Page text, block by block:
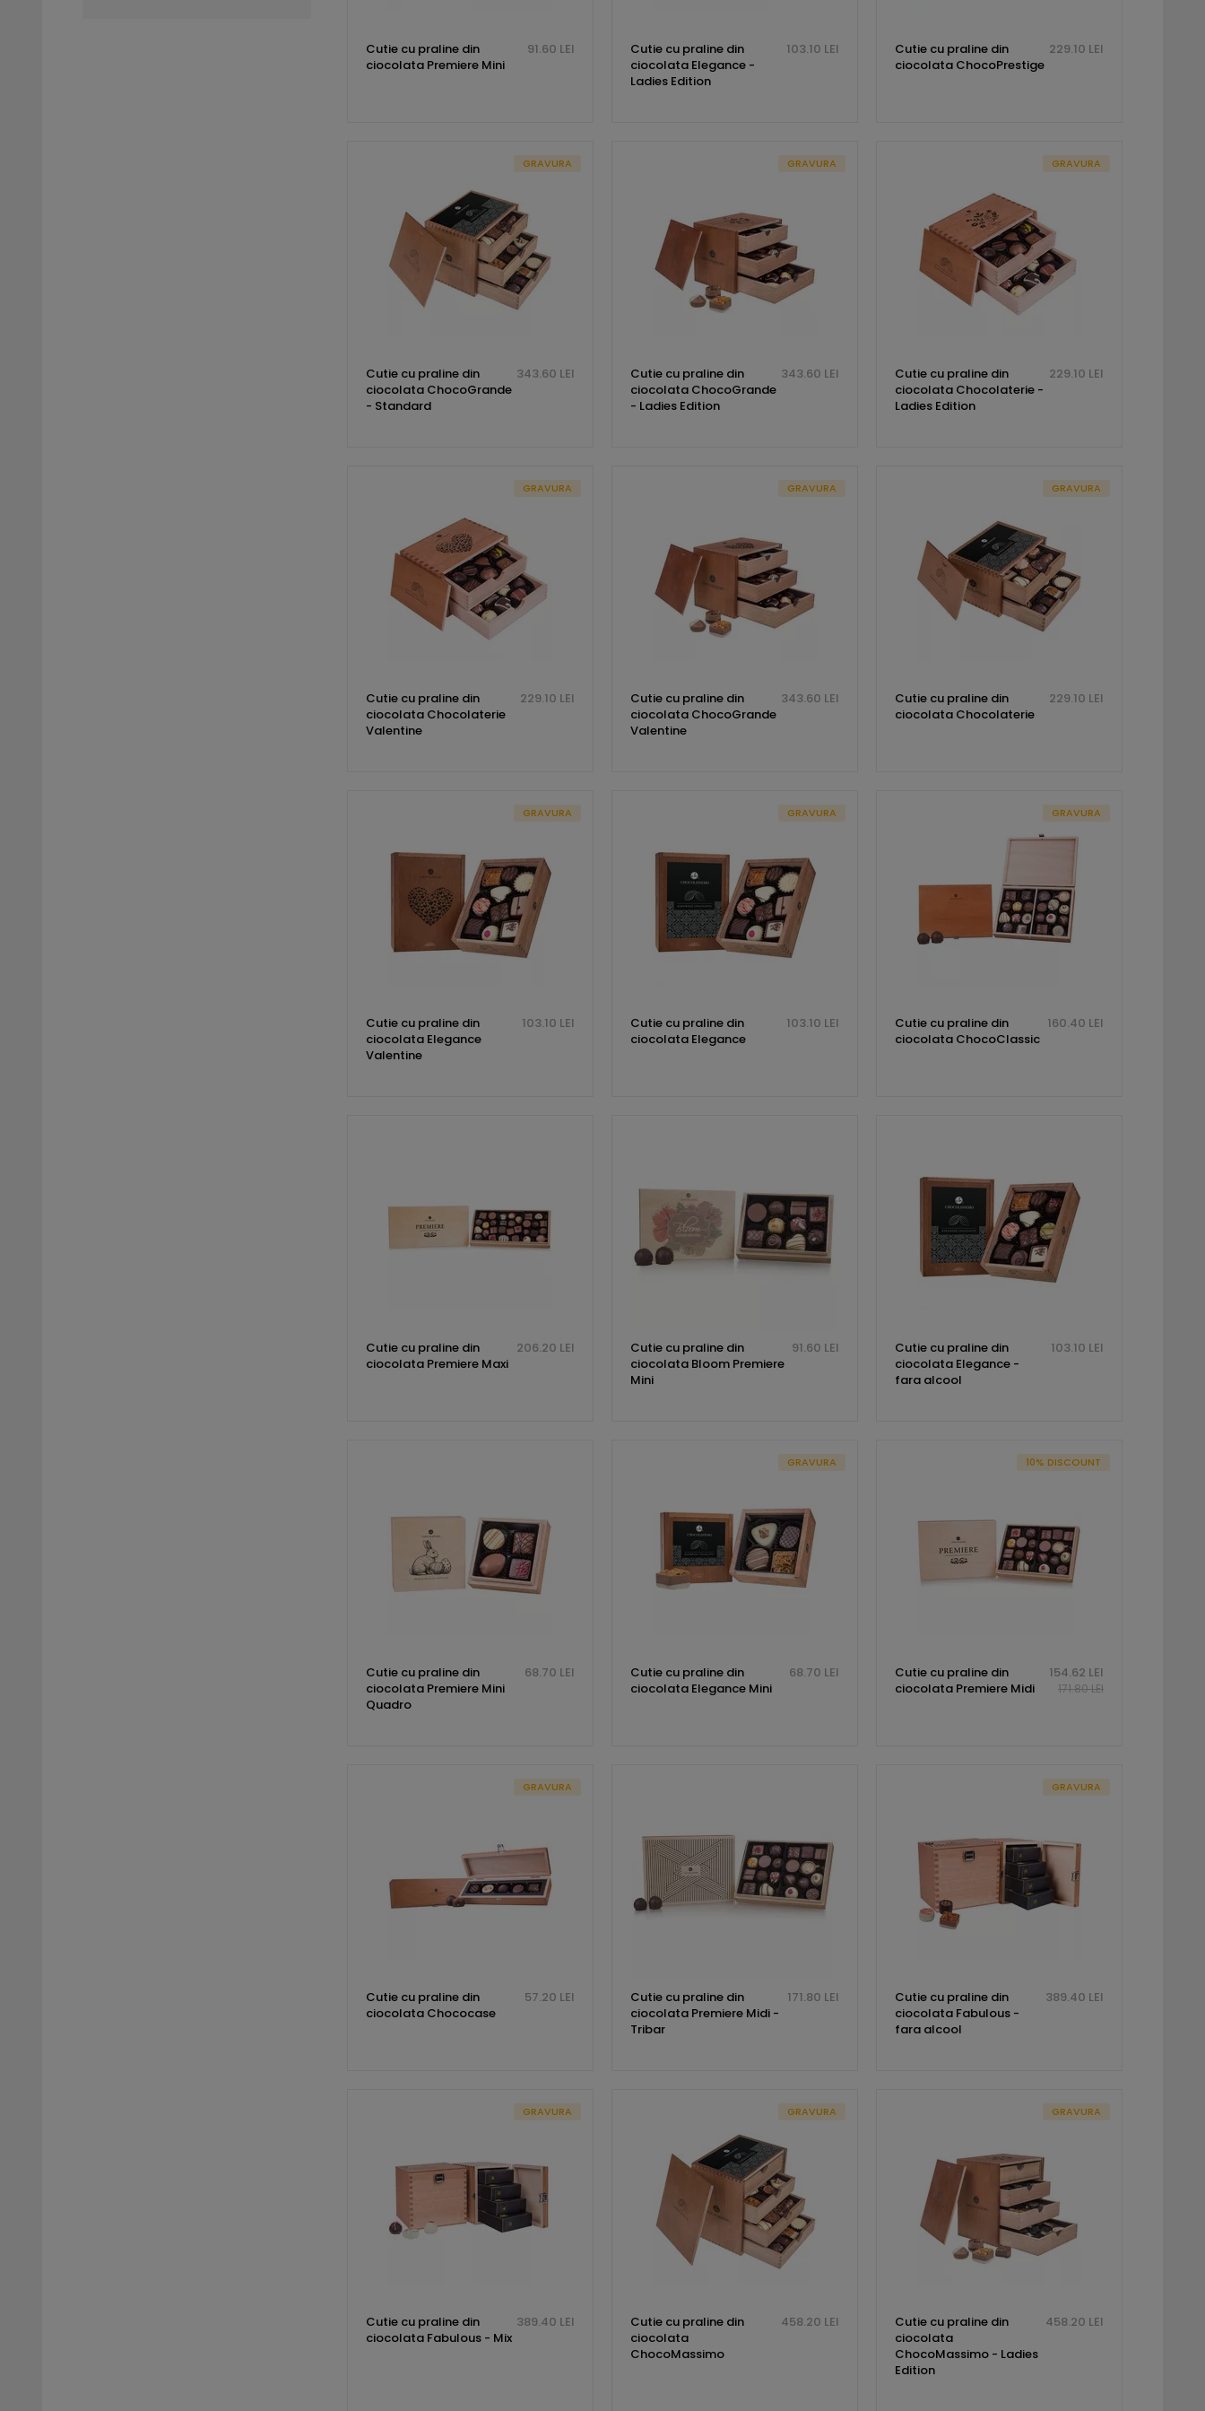
Cutie cu praline din
ciocolata Premiere Mini
91.60 LEI
Cutie cu praline din
ciocolata Elegance -
Ladies Edition
103.10 LEI
Cutie cu praline din
ciocolata ChocoPrestige
229.10 LEI
GRAVURA
Cutie cu praline din
ciocolata ChocoGrande
- Standard
343.60 LEI
GRAVURA
Cutie cu praline din
ciocolata ChocoGrande
- Ladies Edition
343.60 LEI
GRAVURA
Cutie cu praline din
ciocolata Chocolaterie -
Ladies Edition
229.10 LEI
GRAVURA
Cutie cu praline din
ciocolata Chocolaterie
Valentine
229.10 LEI
GRAVURA
Cutie cu praline din
ciocolata ChocoGrande
Valentine
343.60 LEI
GRAVURA
Cutie cu praline din
ciocolata Chocolaterie
229.10 LEI
GRAVURA
Cutie cu praline din
ciocolata Elegance
Valentine
103.10 LEI
GRAVURA
Cutie cu praline din
ciocolata Elegance
103.10 LEI
GRAVURA
Cutie cu praline din
ciocolata ChocoClassic
160.40 LEI
Cutie cu praline din
ciocolata Premiere Maxi
206.20 LEI
Cutie cu praline din
ciocolata Bloom Premiere
Mini
91.60 LEI
Cutie cu praline din
ciocolata Elegance -
fara alcool
103.10 LEI
Cutie cu praline din
ciocolata Premiere Mini
Quadro
68.70 LEI
GRAVURA
Cutie cu praline din
ciocolata Elegance Mini
68.70 LEI
10% DISCOUNT
Cutie cu praline din
ciocolata Premiere Midi
154.62 LEI
171.80 LEI
GRAVURA
Cutie cu praline din
ciocolata Chococase
57.20 LEI
Cutie cu praline din
ciocolata Premiere Midi -
Tribar
171.80 LEI
GRAVURA
Cutie cu praline din
ciocolata Fabulous -
fara alcool
389.40 LEI
GRAVURA
Cutie cu praline din
ciocolata Fabulous - Mix
389.40 LEI
GRAVURA
Cutie cu praline din
ciocolata
ChocoMassimo
458.20 LEI
GRAVURA
Cutie cu praline din
ciocolata
ChocoMassimo - Ladies
Edition
458.20 LEI